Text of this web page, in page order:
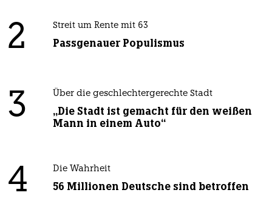
2 Streit um Rente mit 63
Passgenauer Populismus
3 Über die geschlechtergerechte Stadt
„Die Stadt ist gemacht für den weißen
Mann in einem Auto“
4 Die Wahrheit
56 Millionen Deutsche sind betroffen